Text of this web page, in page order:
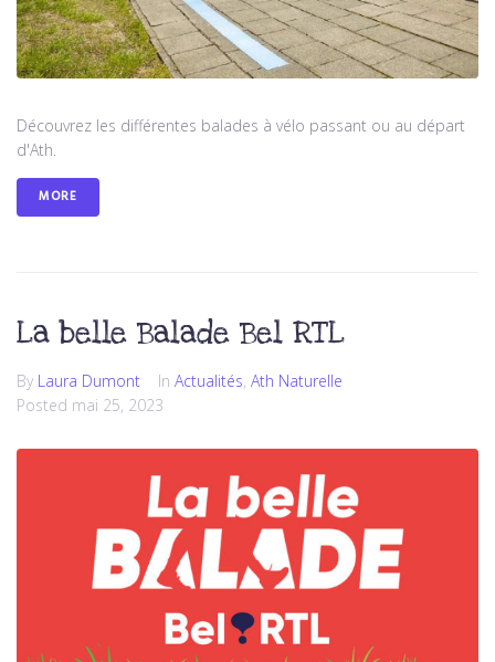
Découvrez les différentes balades à vélo passant ou au départ
d'Ath.
MORE
La belle Balade Bel RTL
By Laura Dumont In Actualités, Ath Naturelle
Posted mai 25, 2023